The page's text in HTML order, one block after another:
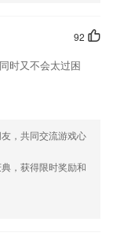
息；
解，课程细分为章
92
时又不会太过困
，共同交流游戏心
，获得限时奖励和